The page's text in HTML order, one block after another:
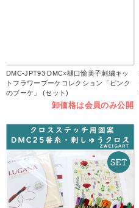
DMC-JPT93 DMC×樋口愉美子刺繍キッ
トフラワーブーケコレクション「ピンク
のブーケ」 (セット)
卸価格は会員のみ公開